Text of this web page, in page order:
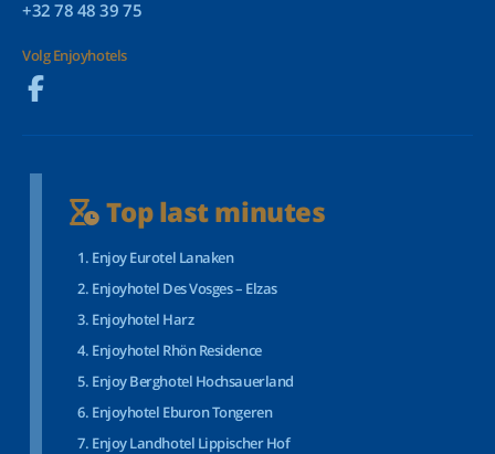
+32 78 48 39 75
Volg Enjoyhotels
Top last minutes
Enjoy Eurotel Lanaken
Enjoyhotel Des Vosges – Elzas
Enjoyhotel Harz
Enjoyhotel Rhön Residence
Enjoy Berghotel Hochsauerland
Enjoyhotel Eburon Tongeren
Enjoy Landhotel Lippischer Hof